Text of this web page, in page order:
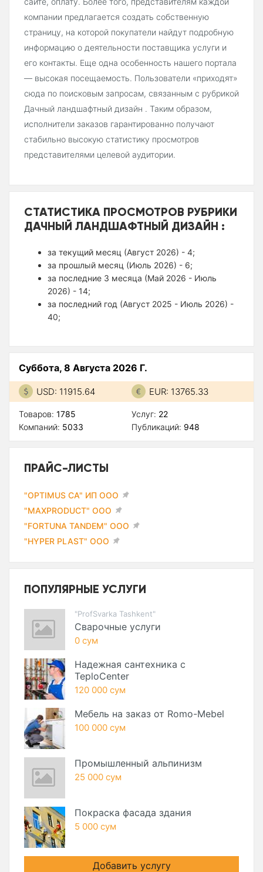
компании предлагается создать собственную
страницу, на которой покупатели найдут подробную
информацию о деятельности поставщика услуги и
его контакты. Еще одна особенность нашего портала
— высокая посещаемость. Пользователи «приходят»
сюда по поисковым запросам, связанным с рубрикой
Дачный ландшафтный дизайн . Таким образом,
исполнители заказов гарантированно получают
стабильно высокую статистику просмотров
представителями целевой аудитории.
СТАТИСТИКА ПРОСМОТРОВ РУБРИКИ
ДАЧНЫЙ ЛАНДШАФТНЫЙ ДИЗАЙН :
за текущий месяц (Август 2026) - 4;
за прошлый месяц (Июль 2026) - 6;
за последние 3 месяца (Май 2026 - Июль
2026) - 14;
за последний год (Август 2025 - Июль 2026) -
40;
Суббота, 8 Августа 2026 Г.
USD: 11915.64 EUR: 13765.33
Товаров: 1785
Компаний: 5033
Услуг: 22
Публикаций: 948
ПРАЙС-ЛИСТЫ
"OPTIMUS CA" ИП ООО
"MAXPRODUCT" ООО
"FORTUNA TANDEM" ООО
"HYPER PLAST" ООО
ПОПУЛЯРНЫЕ УСЛУГИ
"ProfSvarka Tashkent"
Сварочные услуги
0 сум
Надежная сантехника с
TeploCenter
120 000 сум
Мебель на заказ от Romo-Mebel
100 000 сум
Промышленный альпинизм
25 000 сум
Покраска фасада здания
5 000 сум
Добавить услугу